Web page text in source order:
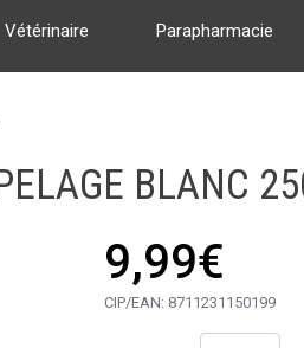
Vétérinaire Parapharmacie
BLANC
9,99€
CIP/EAN: 8711231150199